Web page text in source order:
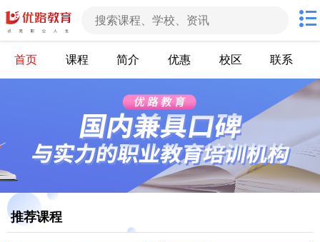
首页 课程 简介 优惠 校区 联系
推荐课程